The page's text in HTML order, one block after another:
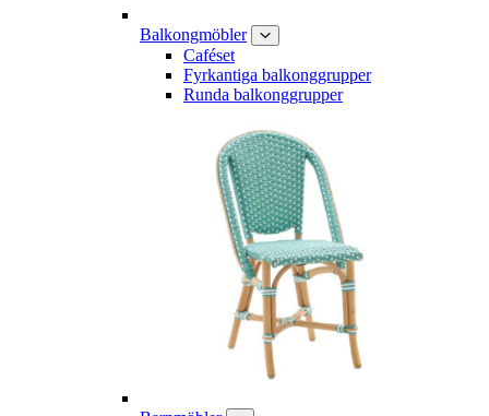
Balkongmöbler
Caféset
Fyrkantiga balkonggrupper
Runda balkonggrupper